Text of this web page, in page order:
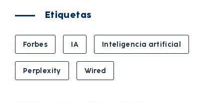
Etiquetas
Forbes IA Inteligencia artificial
Perplexity Wired